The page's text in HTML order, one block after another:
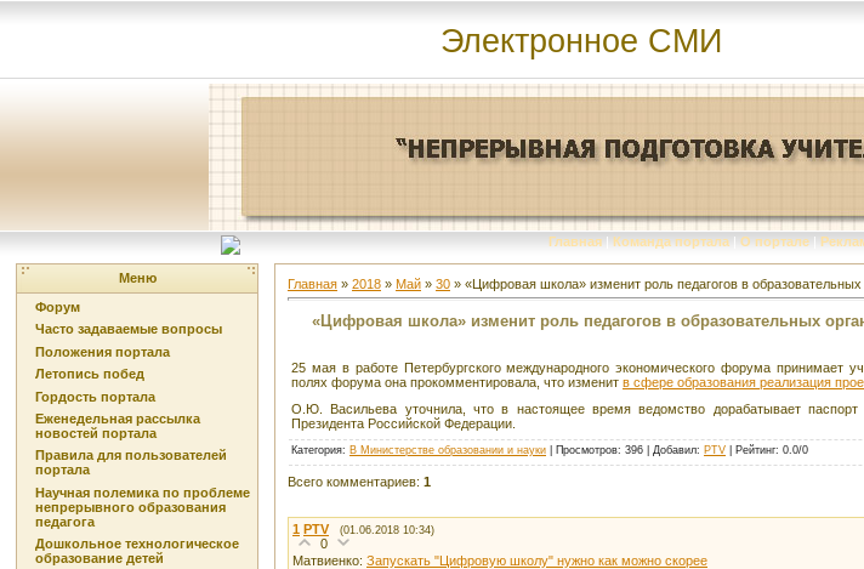
Электронное СМИ
Главная | Команда портала | О портале |
Меню
Форум
Часто задаваемые вопросы
Положения портала
Летопись побед
Гордость портала
Еженедельная рассылка
новостей портала
Правила для пользователей
портала
Научная полемика по проблеме
непрерывного образования
педагога
Дошкольное технологическое
образование детей
Главная » 2018 » Май » 30 » «Цифровая школа» изменит роль педагогов в образовательных
«Цифровая школа» изменит роль педагогов в образовательных
25 мая в работе Петербургского международного экономического форума
полях форума она прокомментировала, что изменит в сфере образования реализация
О.Ю. Васильева уточнила, что в настоящее время ведомство дорабатывает
Президента Российской Федерации.
Категория: В Министерстве образовании и науки Просмотров: 396 | Добавил: PTV Рейтинг: 0.0/0
Всего комментариев: 1
1 PTV (01.06.2018 10:34)
0
Матвиенко: Запускать "Цифровую школу" нужно как можно скорее